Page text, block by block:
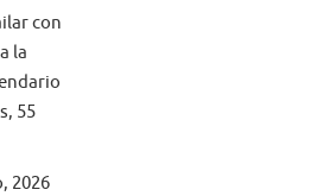
con
la
55
2026